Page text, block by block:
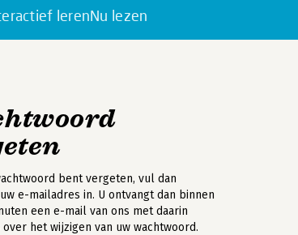
lerenNu lezen
bent vergeten, vul dan
e-mailadres in. U ontvangt dan binnen
een e-mail van ons met daarin
het wijzigen van uw wachtwoord.